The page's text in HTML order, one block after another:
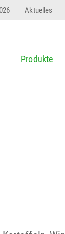
Aktuelles
Produkte
34"